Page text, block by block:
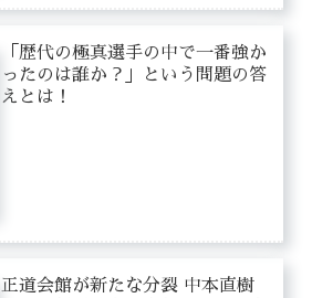
「歴代の極真選手の中で一番強か
ったのは誰か？」という問題の答
えとは！
正道会館が新たな分裂 中本直樹